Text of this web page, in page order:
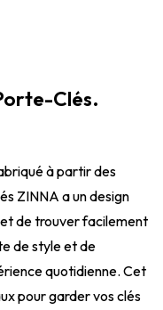
Clés.
à partir des
ZINNA a un design
de trouver facilement
de style et de
quotidienne. Cet
pour garder vos clés